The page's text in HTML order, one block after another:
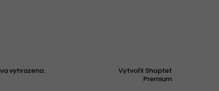
Vytvořil Shoptet
Premium
vyhrazena.